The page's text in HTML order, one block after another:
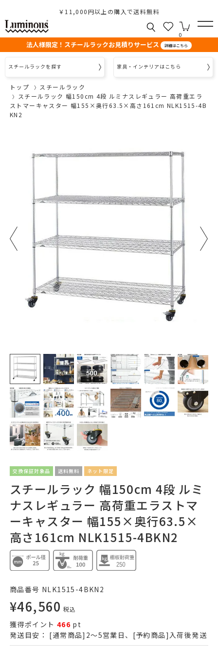
￥11,000円以上の購入で送料無料
0
法人様限定！スチールラックお見積りサービス 詳細はこちら
スチールラックを探す 家具・インテリアはこちら
トップ
スチールラック
スチールラック 幅150cm 4段 ルミナスレギュラー 高荷重エラ
ストマーキャスター 幅155×奥行63.5×高さ161cm NLK1515-4B
KN2
交換保証対象品 送料無料 ネット限定
スチールラック 幅150cm 4段 ルミ
ナスレギュラー 高荷重エラストマ
ーキャスター 幅155×奥行63.5×
高さ161cm NLK1515-4BKN2
商品番号 NLK1515-4BKN2
¥46,560 税込
獲得ポイント 466 pt
発送目安： [通常商品]2～5営業日、[予約商品]入荷後発送